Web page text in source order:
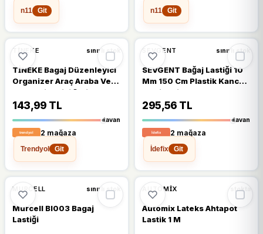
n11
Git
n11
Git
%13
TİNEKE sınırlı stok
TİNEKE Bagaj Düzenleyici
Organizer Araç Araba Ve
Oto Sabitleyici Şerit 40 Cm
1 Adet
143,99 TL
tavan
2 mağaza
Trendyol
Git
%13
SEVGENT sınırlı stok
SEVGENT Bağaj Lastiği 10
Mm 150 Cm Plastik Kanca
Emniyetli
295,56 TL
tavan
2 mağaza
İdefix
Git
%6
MURCELL sınırlı stok
Murcell Bl003 Bagaj
Lastiği
%17
AUTOMIX stokta
Automix Lateks Ahtapot
Lastik 1 M